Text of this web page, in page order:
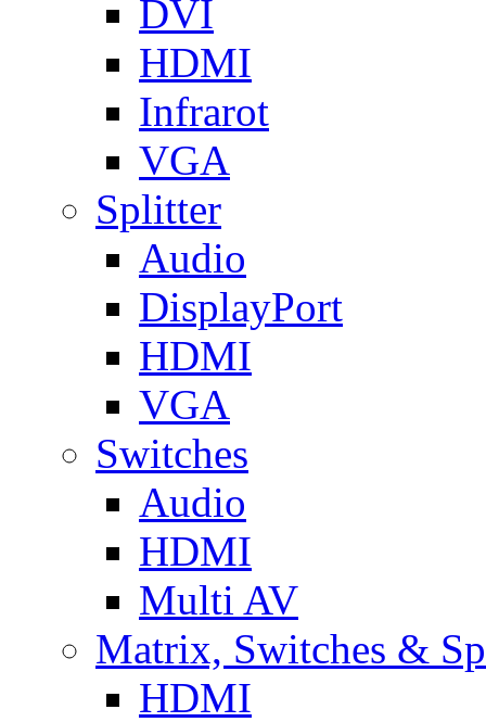
DVI
HDMI
Infrarot
VGA
Splitter
Audio
DisplayPort
HDMI
VGA
Switches
Audio
HDMI
Multi AV
Matrix, Switches &
HDMI